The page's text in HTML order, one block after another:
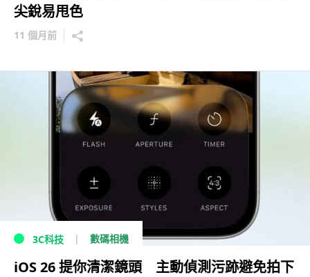
尖銳易甩色
11 個月前
3C科技 數碼相機
iOS 26 提你清潔鏡頭 主動偵測污跡避免拍下